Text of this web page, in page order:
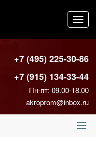
+7 (495) 225-30-86
+7 (915) 134-33-44
Пн-пт: 09.00-18.00
akroprom@inbox.ru